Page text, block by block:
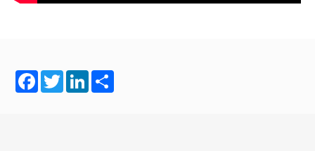
Facebook
TwitterLinkedIn